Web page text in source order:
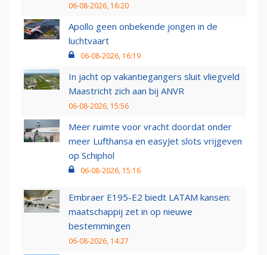
06-08-2026, 16:20
Apollo geen onbekende jongen in de
luchtvaart
06-08-2026, 16:19
In jacht op vakantiegangers sluit vliegveld
Maastricht zich aan bij ANVR
06-08-2026, 15:56
Meer ruimte voor vracht doordat onder
meer Lufthansa en easyJet slots vrijgeven
op Schiphol
06-08-2026, 15:16
Embraer E195-E2 biedt LATAM kansen:
maatschappij zet in op nieuwe
bestemmingen
06-08-2026, 14:27